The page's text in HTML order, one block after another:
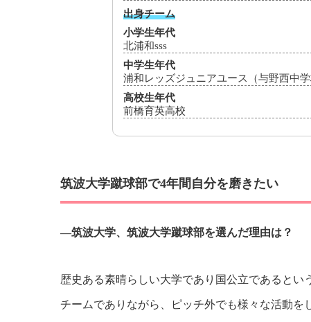
出身チーム
小学生年代
北浦和sss
中学生年代
浦和レッズジュニアユース（与野西中学
高校生年代
前橋育英高校
筑波大学蹴球部で4年間自分を磨きたい
―筑波大学、筑波大学蹴球部を選んだ理由は？
歴史ある素晴らしい大学であり国公立であると
チームでありながら、ピッチ外でも様々な活動を